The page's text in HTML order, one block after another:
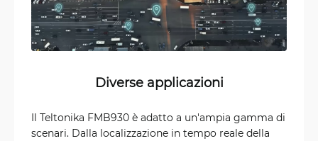
Diverse applicazioni
Il Teltonika FMB930 è adatto a un'ampia gamma di
scenari. Dalla localizzazione in tempo reale della